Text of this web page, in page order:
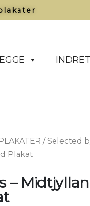
PLAKATER /Selected
Plakat
–